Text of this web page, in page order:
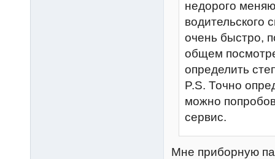
недорого
водительского
очень быстро,
общем
определить
P.S. Точно
можно
сервис.
Мне приборную